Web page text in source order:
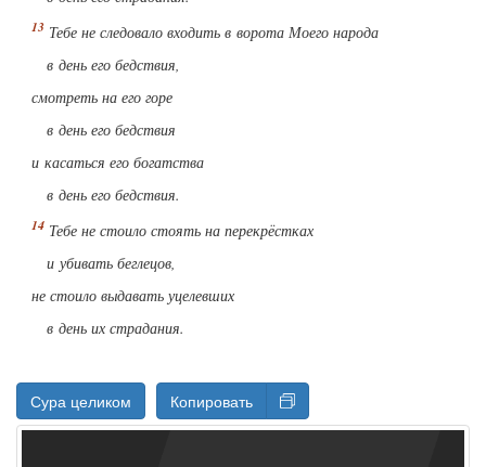
Тебе не следовало входить в ворота Моего народа
в день его бедствия,
смотреть на его горе
в день его бедствия
и касаться его богатства
в день его бедствия.
Тебе не стоило стоять на перекрёстках
и убивать беглецов,
не стоило выдавать уцелевших
в день их страдания.
Сура целиком Копировать